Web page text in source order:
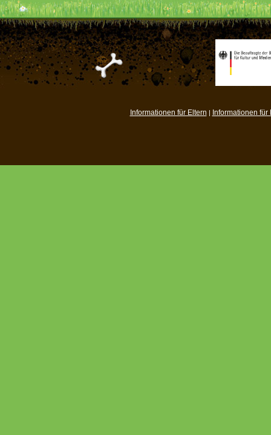
Informationen für Eltern | Informationen für